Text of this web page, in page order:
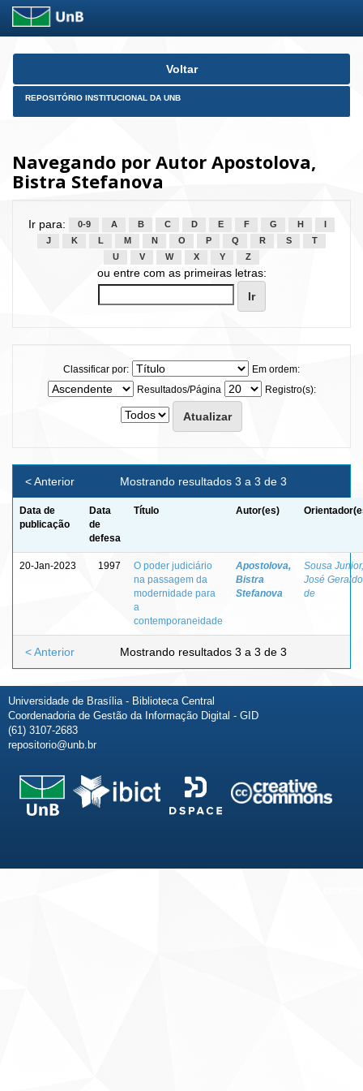
Skip
Voltar
REPOSITÓRIO INSTITUCIONAL DA UNB
Navegando por Autor Apostolova,
Bistra Stefanova
Ir para: 0-9 A B C D E F G H
J
K L M N O P Q R S
T
U
V W X Y Z
ou entre com as primeiras letras:
Classificar por:
Em ordem:
Resultados/Página
Registro(s):
Mostrando resultados 3 a 3 de 3
< Anterior
Data de
publicação
Data
de
defesa
Título Autor(es)
20-Jan-2023 1997
O poder judiciário
na passagem da
modernidade para
a
contemporaneidade
Apostolova,
Bistra
Stefanova
Sousa Junior,
José Geraldo
de
Mostrando resultados 3 a 3 de 3
< Anterior
Universidade de Brasília - Biblioteca Central
Coordenadoria de Gestão da Informação Digital - GID
(61) 3107-2683
repositorio@unb.br